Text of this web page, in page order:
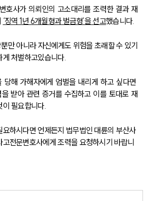
호사가 의뢰인의 고소대리를 조력한 결과 재
‘징역 1년 6개월형과 벌금형’을 선고했습니다.
만 아니라 자신에게도 위험을 초래할 수 있기
처벌하고있습니다.
당해 가해자에게 엄벌을 내리게 하고 싶다면
받아 관련 증거를 수집하고 이를 토대로 재
필요합니다.
하시다면 언제든지 법무법인 대륜의 부산사
전문변호사에게 조력을 요청하시기 바랍니